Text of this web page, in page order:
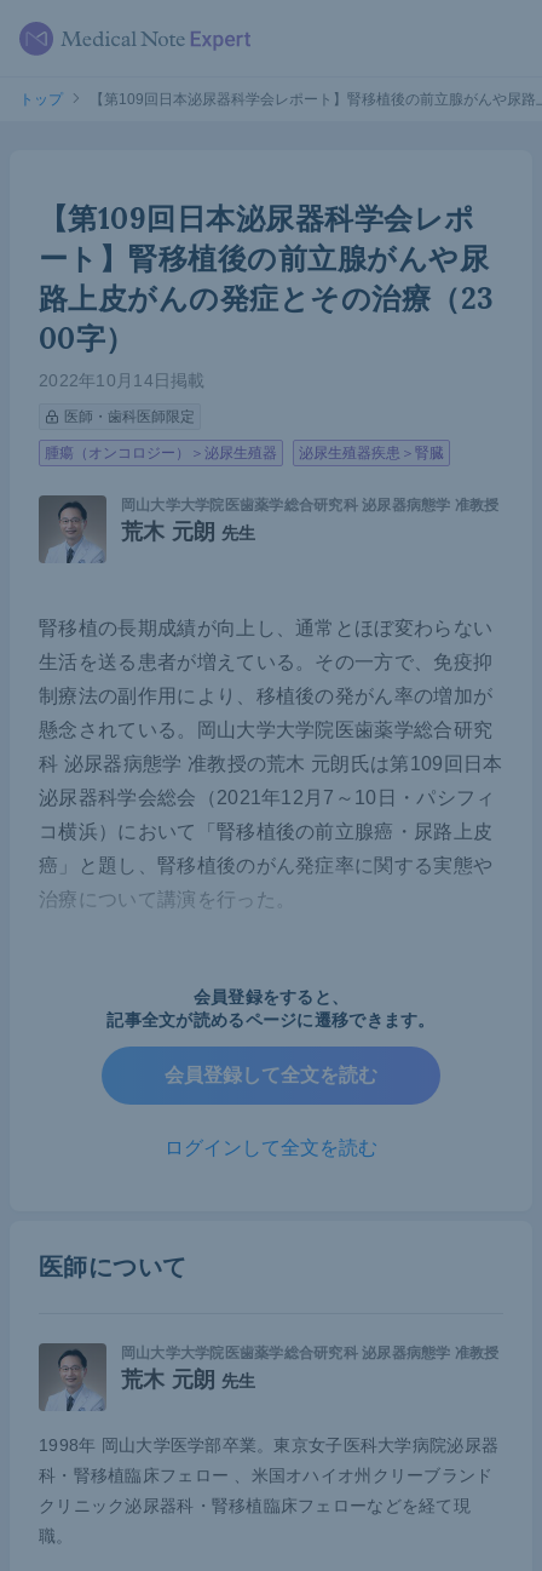
トップ 【第109回日本泌尿器科学会レポート】腎移植後の前立腺がんや尿
【第109回日本泌尿器科学会レポ
ート】腎移植後の前立腺がんや尿
路上皮がんの発症とその治療（23
00字）
2022年10月14日掲載
医師・歯科医師限定
腫瘍（オンコロジー）＞泌尿生殖器 泌尿生殖器疾患＞腎臓
岡山大学大学院医歯薬学総合研究科 泌尿器病態学 准教授
荒木 元朗 先生
腎移植の長期成績が向上し、通常とほぼ変わらない
生活を送る患者が増えている。その一方で、免疫抑
制療法の副作用により、移植後の発がん率の増加が
懸念されて いる。岡山大学大学院医歯薬学総合研究
科 泌尿器病態学 准教授の荒木 元朗氏は第109回日本
泌尿器科学会総会（2021年12月7～10日・パシフィ
コ横浜）において「腎移植後の前立腺癌・尿路上皮
癌」と題し、腎移植後のがん発症率に関する実態や
治療について講演を行った。
腎移植後のがん発症率
腎移植の長期成績が向上するとともに、免疫抑制療
法の副作用により移植後の発がん率が高くなってい
よると、腎移植後の前立腺がんのリスクは、SIR
11.3と、罹患率が通常より11.3％低いことを示して
2007年のLancetを基に作成された2009年のKDIGO
ガイドライン（急性腎障害のためのKDIGO診療ガイ
ドライン）でも、腎移植後患者の前立腺がん発症リ
スクは上がらないことが示されている。一方、膀胱
がんの発症リスクはやや高い。
会員登録をすると、
記事全文が読めるページに遷移できます。
会員登録して全文を読む
ログインして全文を読む
医師について
岡山大学大学院医歯薬学総合研究科 泌尿器病態学 准教授
荒木 元朗 先生
1998年 岡山大学医学部卒業。東京女子医科大学病院泌尿器
科・腎移植臨床フェロー 、米国オハイオ州クリーブランド
クリニック泌尿器科・腎移植臨床フェローなどを経て現
職。